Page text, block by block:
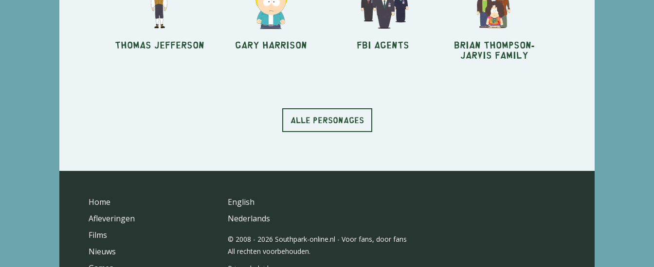
Thomas Jefferson Gary Harrison FBI Agents Brian Thompson-
Jarvis Family
ALLE PERSONAGES
Home
Afleveringen
Films
Nieuws
English
Nederlands
© 2008 - 2026 Southpark-online.nl - Voor fans, door fans
All rechten voorbehouden.